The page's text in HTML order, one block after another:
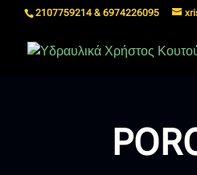
2107759214 & 6974226095